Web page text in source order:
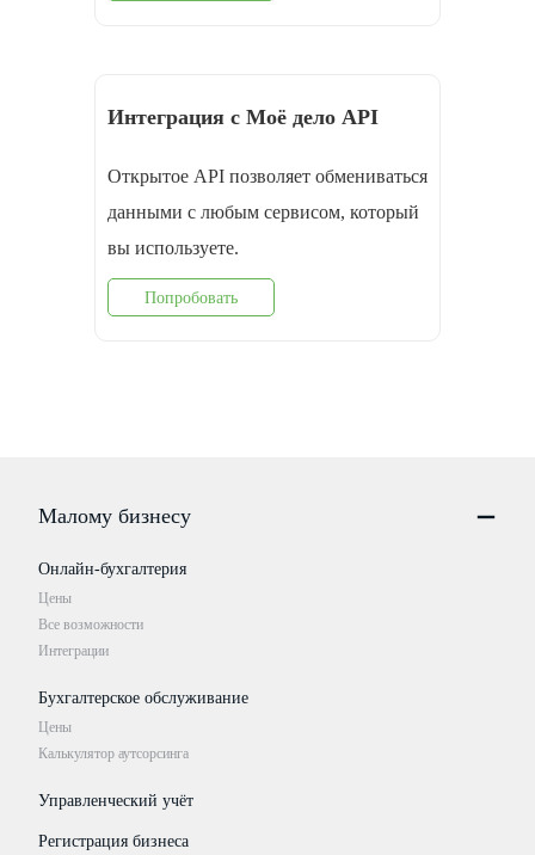
Интеграция с Моё дело API
Открытое API позволяет обмениваться
данными с любым сервисом, который
вы используете.
Попробовать
Малому бизнесу
Онлайн-бухгалтерия
Цены
Все возможности
Интеграции
Бухгалтерское обслуживание
Цены
Калькулятор аутсорсинга
Управленческий учёт
Регистрация бизнеса